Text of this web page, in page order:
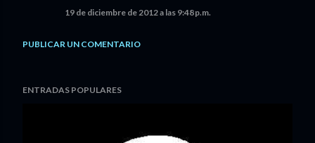
19 de diciembre de 2012 a las 9:48 p.m.
PUBLICAR UN COMENTARIO
ENTRADAS POPULARES